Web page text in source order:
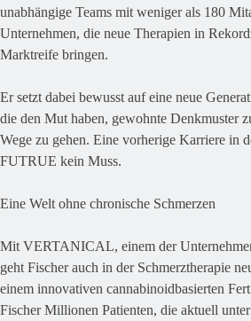
unabhängige Teams mit weniger als 180
Unternehmen, die neue Therapien in
Marktreife bringen.
Er setzt dabei bewusst auf eine neue
die den Mut haben, gewohnte Denkmuster
Wege zu gehen. Eine vorherige Karriere in
FUTRUE kein Muss.
Eine Welt ohne chronische Schmerzen
Mit VERTANICAL, einem der
geht Fischer auch in der Schmerztherapie
einem innovativen cannabinoidbasierten
Fischer Millionen Patienten, die aktuell